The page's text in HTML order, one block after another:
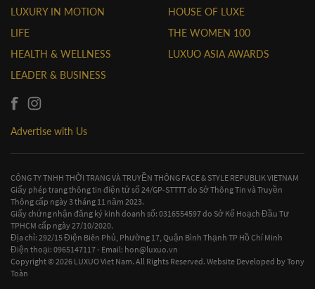
LUXURY IN MOTION
LIFE
HEALTH & WELLNESS
LEADER & BUSINESS
HOUSE OF LUXE
THE WOMEN 100
LUXUO ASIA AWARDS
Advertise with Us
CÔNG TY TNHH THỜI TRANG VÀ TRUYỀN THÔNG FACE & STYLE REPUBLIK VIETNAM
Giấy phép trang thông tin điện tử số 24/GP-STTTT do Sở Thông Tin và Truyền
Thông cấp ngày 3 tháng 11 năm 2023.
Giấy chứng nhận đăng ký kinh doanh số: 0316554597 do Sở Kế Hoạch Đầu Tư
TPHCM cấp ngày 27/10/2020.
Địa chỉ: 292/15 Điện Biên Phủ, Phường 17, Quận Bình Thạnh TP Hồ Chí Minh
Điện thoại: 0965147117 - Email: hon@luxuo.vn
Copyright © 2026 LUXUO Viet Nam. All Rights Reserved. Website Developed byTony
Toàn